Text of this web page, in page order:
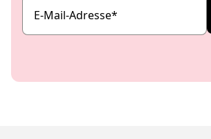
E-Mail-Adresse*